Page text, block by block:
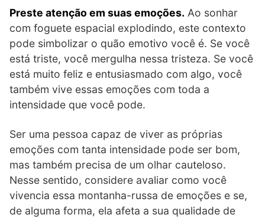
Preste atenção em suas emoções. Ao sonhar
com foguete espacial explodindo, este contexto
pode simbolizar o quão emotivo você é. Se você
está triste, você mergulha nessa tristeza. Se você
está muito feliz e entusiasmado com algo, você
também vive essas emoções com toda a
intensidade que você pode.
Ser uma pessoa capaz de viver as próprias
emoções com tanta intensidade pode ser bom,
mas também precisa de um olhar cauteloso.
Nesse sentido, considere avaliar como você
vivencia essa montanha-russa de emoções e se,
de alguma forma, ela afeta a sua qualidade de